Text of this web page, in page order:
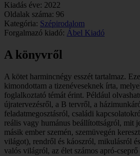
Kiadás éve: 2022
Oldalak száma: 96
Kategória: Szépirodalom
Forgalmazó kiadó: Ábel Kiadó
A könyvről
A kötet harmincnégy esszét tartalmaz.
kimondottam a tizenéveseknek írta,
foglalkoztató témát érint. Például
újratervezésről, a B tervről, a
feladatmegosztásról, családi
reális vagy humánus beállítottságról, mit
másik ember szemén, szemüvegén
világot), rendről és káoszról, mikulásról
valós világról, az élet számos apró-